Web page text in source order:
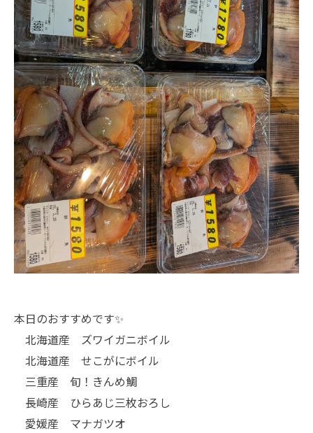
本日のおすすめです✨
北海道産 ズワイガニボイル
北海道産 せこがにボイル
三重産 旬！きんめ鯛
長崎産 ひらあじ三枚おろし
愛媛産 マナガツオ